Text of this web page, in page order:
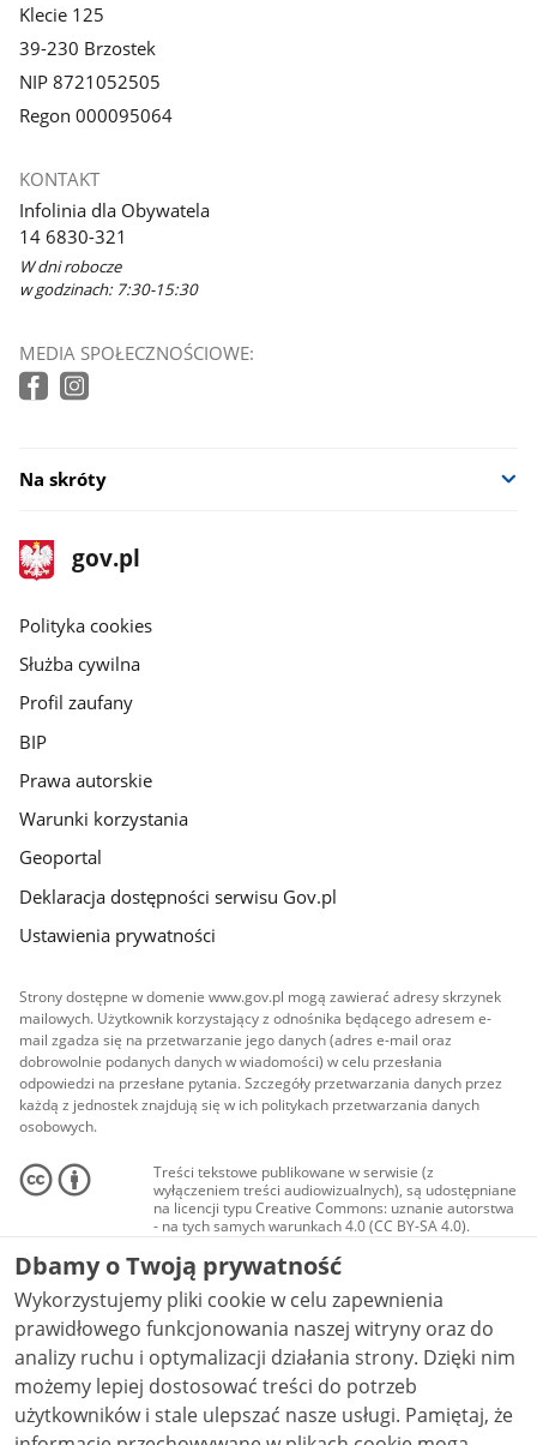
Klecie 125
39-230 Brzostek
NIP 8721052505
Regon 000095064
KONTAKT
Infolinia dla Obywatela
14 6830-321
W dni robocze
w godzinach: 7:30-15:30
MEDIA SPOŁECZNOŚCIOWE:
Na skróty
stopka
gov.pl
Strona
gov.pl
gov.pl
Polityka cookies
Służba cywilna
Profil zaufany
BIP
Prawa autorskie
Warunki korzystania
Geoportal
Deklaracja dostępności serwisu Gov.pl
Ustawienia prywatności
Strony dostępne w domenie www.gov.pl mogą zawierać adresy skrzynek
mailowych. Użytkownik korzystający z odnośnika będącego adresem e-
mail zgadza się na przetwarzanie jego danych (adres e-mail oraz
dobrowolnie podanych danych w wiadomości) w celu przesłania
odpowiedzi na przesłane pytania. Szczegóły przetwarzania danych przez
każdą z jednostek znajdują się w ich politykach przetwarzania danych
osobowych.
Treści tekstowe publikowane w serwisie (z
wyłączeniem treści audiowizualnych), są udostępniane
na licencji typu Creative Commons: uznanie autorstwa
- na tych samych warunkach 4.0 (CC BY-SA 4.0).
Materiały audiowizualne, w tym zdjęcia, materiały
audio i wideo, są udostępniane na licencji typu
Creative Commons: uznanie autorstwa użycie
niekomercyjne - bez utworów zależnych 4.0 (CC BY-
NC-ND 4.0), o ile nie jest to stwierdzone inaczej.
Dbamy o Twoją prywatność
Wykorzystujemy pliki cookie w celu zapewnienia
prawidłowego funkcjonowania naszej witryny oraz do
analizy ruchu i optymalizacji działania strony. Dzięki nim
możemy lepiej dostosować treści do potrzeb
użytkowników i stale ulepszać nasze usługi. Pamiętaj, że